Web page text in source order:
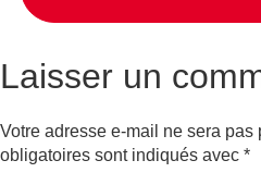
Laisser un
Votre adresse e-mail ne sera pas
obligatoires sont indiqués avec *